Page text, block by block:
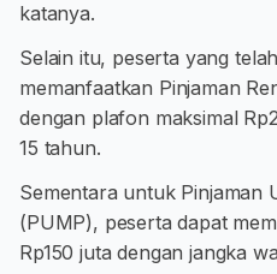
katanya.
Selain itu, peserta yang
memanfaatkan Pinjaman
dengan plafon maksimal
15 tahun.
Sementara untuk Pinjaman
(PUMP), peserta dapat
Rp150 juta dengan jangka